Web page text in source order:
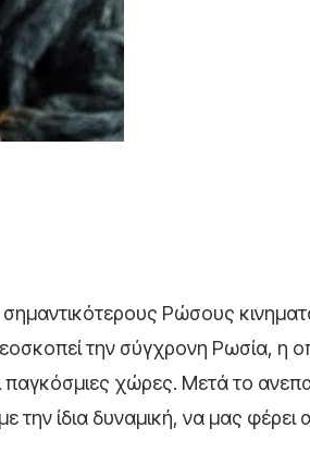
Ρώσους
την σύγχρονη Ρωσία, η
παγκόσμιες χώρες. Μετά το
την ίδια δυναμική, να μας φέρει